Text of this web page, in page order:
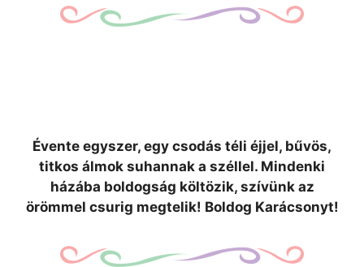
Évente egyszer, egy csodás téli éjjel, bűvös,
titkos álmok suhannak a széllel. Mindenki
házába boldogság költözik, szívünk az
örömmel csurig megtelik! Boldog Karácsonyt!